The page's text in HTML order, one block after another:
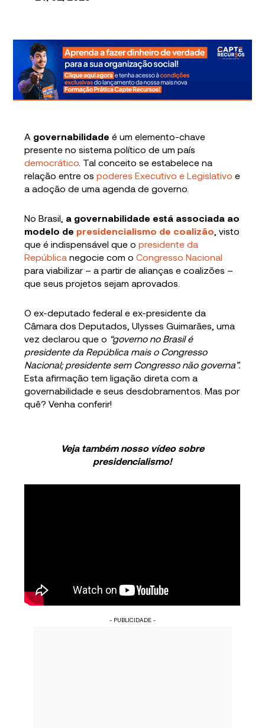
A governabilidadeé um elemento-chave
presente no sistema político de um país
democrático . Tal conceito se estabelece na
relação entre ospoderes Executivo e Legislativo e
a adoção de uma agenda de governo.
No Brasil, a governabilidade está associada ao
modelo de presidencialismo de coalizão , visto
que é indispensável que opresidente da
República negocie com oCongresso Nacional
para viabilizar – a partir de alianças e coalizões –
que seus projetos sejam aprovados.
O ex-deputado federal e ex-presidente da
Câmara dos Deputados, Ulysses Guimarães, uma
vez declarou que o “governo no Brasil é
presidente da República mais o Congresso
Nacional; presidente sem Congresso não governa”.
Esta afirmação tem ligação direta com a
governabilidade e seus desdobramentos. Mas por
quê? Venha conferir!
Veja também nosso vídeo sobre
presidencialismo!
- PUBLICIDADE -